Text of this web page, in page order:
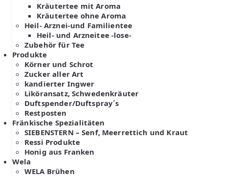
Kräutertee mit Aroma
Kräutertee ohne Aroma
Heil- Arznei-und Familientee
Heil- und Arzneitee -lose-
Zubehör für Tee
Produkte
Körner und Schrot
Zucker aller Art
kandierter Ingwer
Liköransatz, Schwedenkräuter
Duftspender/Duftspray´s
Restposten
Fränkische Spezialitäten
SIEBENSTERN – Senf, Meerrettich und Kraut
Ressi Produkte
Honig aus Franken
Wela
WELA Brühen